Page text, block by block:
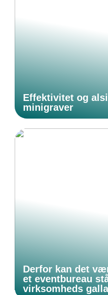
Effektivitet og
minigraver
Derfor kan det
et eventbureau
virksomheds